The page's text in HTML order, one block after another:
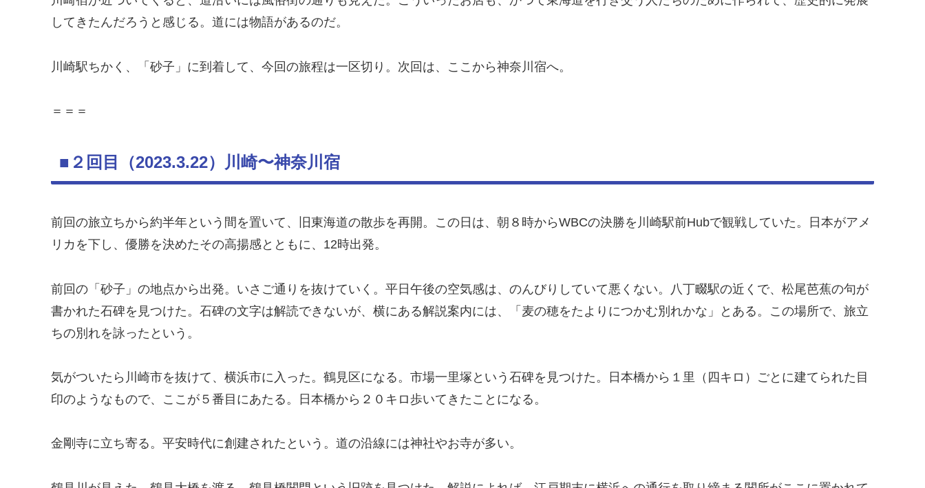
してきたんだろうと感じる。道には物語があるのだ。
川崎駅ちかく、「砂子」に到着して、今回の旅程は一区切り。次回は、ここから神奈川宿へ。
＝＝＝
■２回目（2023.3.22）川崎〜神奈川宿
前回の旅立ちから約半年という間を置いて、旧東海道の散歩を再開。この日は、朝８時からWBCの決勝を川崎駅前Hubで観戦していた。日本がアメ
リカを下し、優勝を決めたその高揚感とともに、12時出発。
前回の「砂子」の地点から出発。いさご通りを抜けていく。平日午後の空気感は、のんびりしていて悪くない。八丁畷駅の近くで、松尾芭蕉の句が
書かれた石碑を見つけた。石碑の文字は解読できないが、横にある解説案内には、「麦の穂をたよりにつかむ別れかな」とある。この場所で、旅立
ちの別れを詠ったという。
気がついたら川崎市を抜けて、横浜市に入った。鶴見区になる。市場一里塚という石碑を見つけた。日本橋から１里（四キロ）ごとに建てられた目
印のようなもので、ここが５番目にあたる。日本橋から２０キロ歩いてきたことになる。
金剛寺に立ち寄る。平安時代に創建されたという。道の沿線には神社やお寺が多い。